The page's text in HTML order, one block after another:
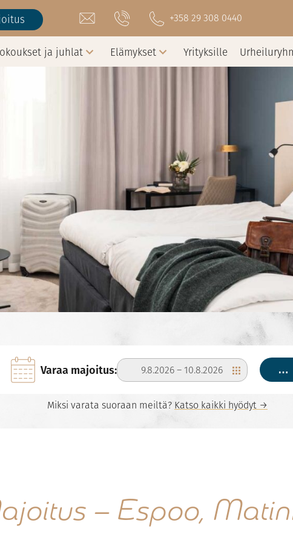
+358 29 308 0440
ja juhlat Elämykset Yrityksille
Varaa majoitus: 9.8.2026– 10.8.2026 …
Miksi varata suoraan meiltä? Katso kaikki hyödyt →
– Espoo,